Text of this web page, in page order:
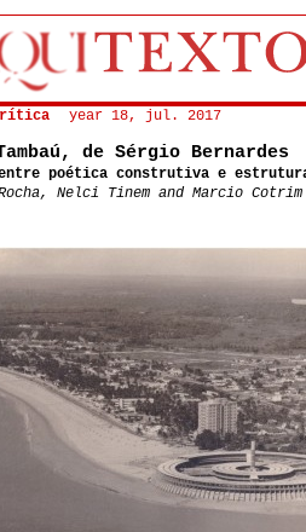
year 18, jul. 2017
de Sérgio Bernardes
poética construtiva e
Rocha, Nelci Tinem and Marcio Cotrim